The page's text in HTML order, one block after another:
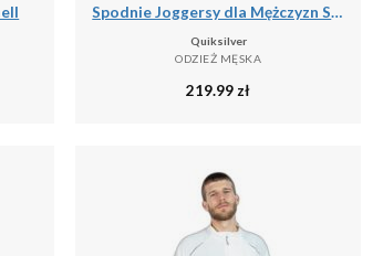
Spodnie Joggersy dla Mężczyzn SALT WATER
Quiksilver
ODZIEŻ MĘSKA
219.99 zł